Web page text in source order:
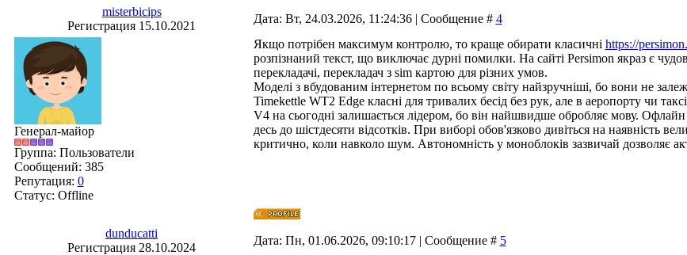
misterbicips
Регистрация 15.10.2021
Дата: Вт, 24.03.2026, 11:24:36 | Сообщение # 4
Генерал-майор
Группа: Пользователи
Сообщений: 385
Репутация: 0
Статус: Offline
Якщо потрібен максимум контролю, то краще обирати класичні https://
розпізнаний текст, що виключає дурні помилки. На сайті Persimon якраз є
перекладачі, перекладач з sim картою для різних умов.
Моделі з вбудованим інтернетом по всьому світу найзручніші, бо вони не
Timekettle WT2 Edge класні для тривалих бесід без рук, але в аеропорту чи
V4 на сьогодні залишається лідером, бо він найшвидше обробляє мову.
десь до шістдесяти відсотків. При виборі обов'язково дивіться на наявність
критично, коли навколо шум. Автономність у моноблоків зазвичай дозволяє
dunducatti
Регистрация 28.10.2024
Дата: Пн, 01.06.2026, 09:10:17 | Сообщение # 5